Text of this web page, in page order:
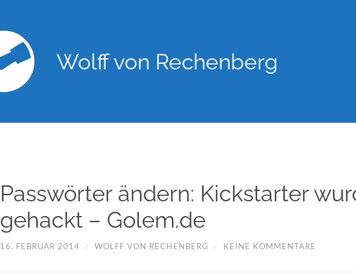
Wolff von Rechenberg
Passwörter ändern: Kickstarter
gehackt – Golem.de
16. FEBRUAR 2014 / WOLFF VON RECHENBERG / KEINE KOMMENTARE